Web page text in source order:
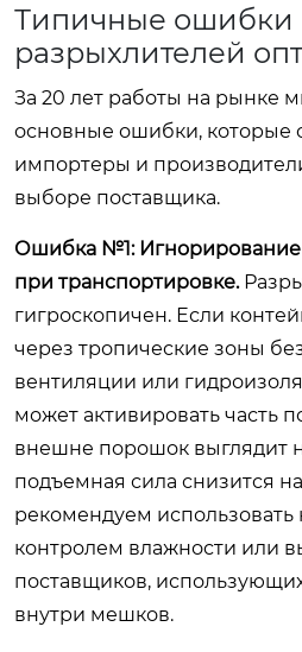
Типичные ошибки
разрыхлителей
За 20 лет работы на рынке
основные ошибки, которые
импортеры и
выборе поставщика.
Ошибка №1: Игнорирование
при транспортировке.
гигроскопичен. Если
через тропические зоны
вентиляции или
может активировать часть
внешне порошок выглядит
подъемная сила снизится
рекомендуем использовать
контролем влажности или
поставщиков,
внутри мешков.